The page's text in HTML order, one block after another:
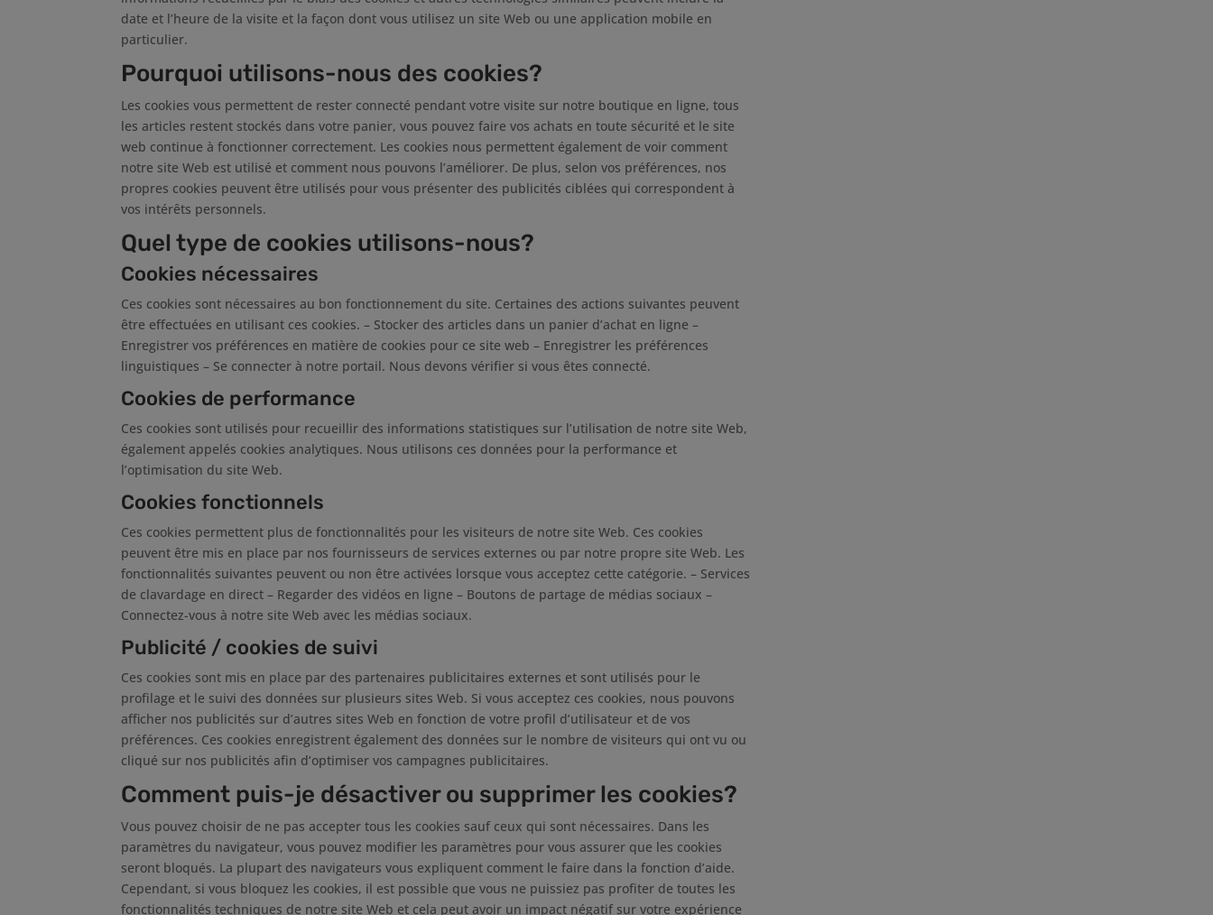
date et l’heure de la visite et la façon dont vous utilisez un site Web ou une application mobile en
particulier.
Pourquoi utilisons-nous des cookies?
Les cookies vous permettent de rester connecté pendant votre visite sur notre boutique en ligne, tous
les articles restent stockés dans votre panier, vous pouvez faire vos achats en toute sécurité et le site
web continue à fonctionner correctement. Les cookies nous permettent également de voir comment
notre site Web est utilisé et comment nous pouvons l’améliorer. De plus, selon vos préférences, nos
propres cookies peuvent être utilisés pour vous présenter des publicités ciblées qui correspondent à
vos intérêts personnels.
Quel type de cookies utilisons-nous?
Cookies nécessaires
Ces cookies sont nécessaires au bon fonctionnement du site. Certaines des actions suivantes peuvent
être effectuées en utilisant ces cookies. – Stocker des articles dans un panier d’achat en ligne –
Enregistrer vos préférences en matière de cookies pour ce site web – Enregistrer les préférences
linguistiques – Se connecter à notre portail. Nous devons vérifier si vous êtes connecté.
Cookies de performance
Ces cookies sont utilisés pour recueillir des informations statistiques sur l’utilisation de notre site Web,
également appelés cookies analytiques. Nous utilisons ces données pour la performance et
l’optimisation du site Web.
Cookies fonctionnels
Ces cookies permettent plus de fonctionnalités pour les visiteurs de notre site Web. Ces cookies
peuvent être mis en place par nos fournisseurs de services externes ou par notre propre site Web. Les
fonctionnalités suivantes peuvent ou non être activées lorsque vous acceptez cette catégorie. – Services
de clavardage en direct – Regarder des vidéos en ligne – Boutons de partage de médias sociaux –
Connectez-vous à notre site Web avec les médias sociaux.
Publicité / cookies de suivi
Ces cookies sont mis en place par des partenaires publicitaires externes et sont utilisés pour le
profilage et le suivi des données sur plusieurs sites Web. Si vous acceptez ces cookies, nous pouvons
afficher nos publicités sur d’autres sites Web en fonction de votre profil d’utilisateur et de vos
préférences. Ces cookies enregistrent également des données sur le nombre de visiteurs qui ont vu ou
cliqué sur nos publicités afin d’optimiser vos campagnes publicitaires.
Comment puis-je désactiver ou supprimer les cookies?
Vous pouvez choisir de ne pas accepter tous les cookies sauf ceux qui sont nécessaires. Dans les
paramètres du navigateur, vous pouvez modifier les paramètres pour vous assurer que les cookies
seront bloqués. La plupart des navigateurs vous expliquent comment le faire dans la fonction d’aide.
Cependant, si vous bloquez les cookies, il est possible que vous ne puissiez pas profiter de toutes les
fonctionnalités techniques de notre site Web et cela peut avoir un impact négatif sur votre expérience